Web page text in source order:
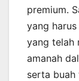
premium.
yang
yang telah
amanah
serta buah